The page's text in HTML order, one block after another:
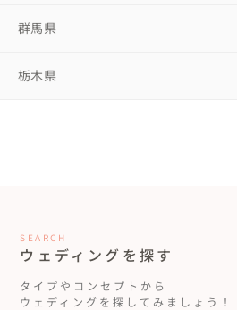
群馬県
栃木県
SEARCH
ウェディングを探す
タイプやコンセプトから
ウェディングを探してみましょう！